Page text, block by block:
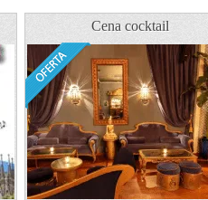
Cena cocktail